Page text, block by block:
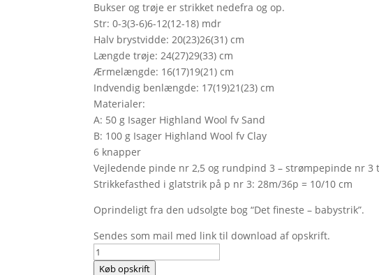
Bukser og trøje er strikket nedefra og op.
Str: 0-3(3-6)6-12(12-18) mdr
Halv brystvidde: 20(23)26(31) cm
Længde trøje: 24(27)29(33) cm
Ærmelængde: 16(17)19(21) cm
Indvendig benlængde: 17(19)21(23) cm
Materialer:
A: 50 g Isager Highland Wool fv Sand
B: 100 g Isager Highland Wool fv Clay
6 knapper
Vejledende pinde nr 2,5 og rundpind 3 – strømpepinde nr
Strikkefasthed i glatstrik på p nr 3: 28m/36p = 10/10 cm
Oprindeligt fra den udsolgte bog “Det fineste – babystrik”.
Sendes som mail med link til download af opskrift.
Eigils
sæt
Køb opskrift